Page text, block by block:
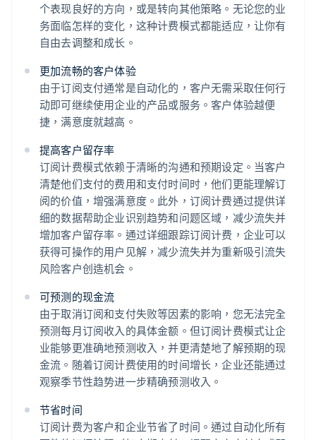
个表现良好的方向，或是转向其他策略。无论您的业
务面临怎样的变化，这种计费模式都能适应，让你有
自由去调整和成长。
更加流畅的客户体验
由于订阅支付通常是自动化的，客户无需采取任何行
动即可继续使用企业的产品或服务。客户体验越便
捷，满意度就越高。
提高客户留存率
订阅计费模式依赖于清晰的沟通和预期设定。当客户
清楚他们支付的费用和支付时间时，他们更能理解订
阅的价值，增强满意度。此外，订阅计费通过提供详
细的数据帮助企业识别趋势和问题区域，减少流失并
增加客户留存率。通过详细跟踪订阅计费，企业可以
获得可操作的用户见解，减少流失并为重新吸引流失
风险客户创造机会。
可预测的现金流
由于取消订阅和支付失败等因素的影响，您无法完全
预测每月订阅收入的具体金额。但订阅计费模式让企
业能够更准确地预测收入，并更清楚地了解预期的现
金流。随着订阅计费使用的时间增长，企业还能通过
观察季节性趋势进一步精确预测收入。
节省时间
订阅计费为客户和企业节省了时间。通过自动化所有